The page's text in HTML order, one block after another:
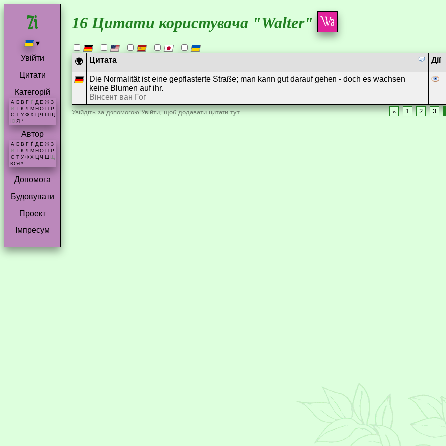
▾
Увійти
Цитати
Категорій
А Б В Г Ґ Д Е Ж З
И
І К Л М Н О П Р
С Т У Ф Х Ц Ч Ш Щ
Ю Я *
Автор
А Б В Г Ґ Д Е Ж З
И
К Л М Н О П Р
С Т У Ф Х Ц Ч Ш Щ
Ю Я *
Допомога
Будовувати
Проект
Імпресум
16 Цитати користувача "Walter"
🌍 Цитата Дії
Die Normalität ist eine gepflasterte Straße; man kann gut darauf gehen - doch es wachsen
keine Blumen auf ihr.
Вінсент ван Гог
« 1 2 3
Увійдіть за допомогоюУвійти, щоб додавати цитати тут.